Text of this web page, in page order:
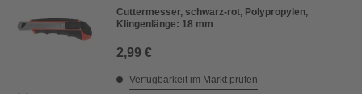
Cuttermesser, schwarz-rot, Polypropylen,
Klingenlänge: 18 mm
2,99 €
Verfügbarkeit im Markt prüfen